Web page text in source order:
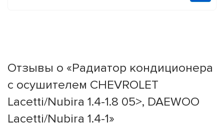
Отзывы о «Радиатор кондиционера
с осушителем CHEVROLET
Lacetti/Nubira 1.4-1.8 05>, DAEWOO
Lacetti/Nubira 1.4-1»